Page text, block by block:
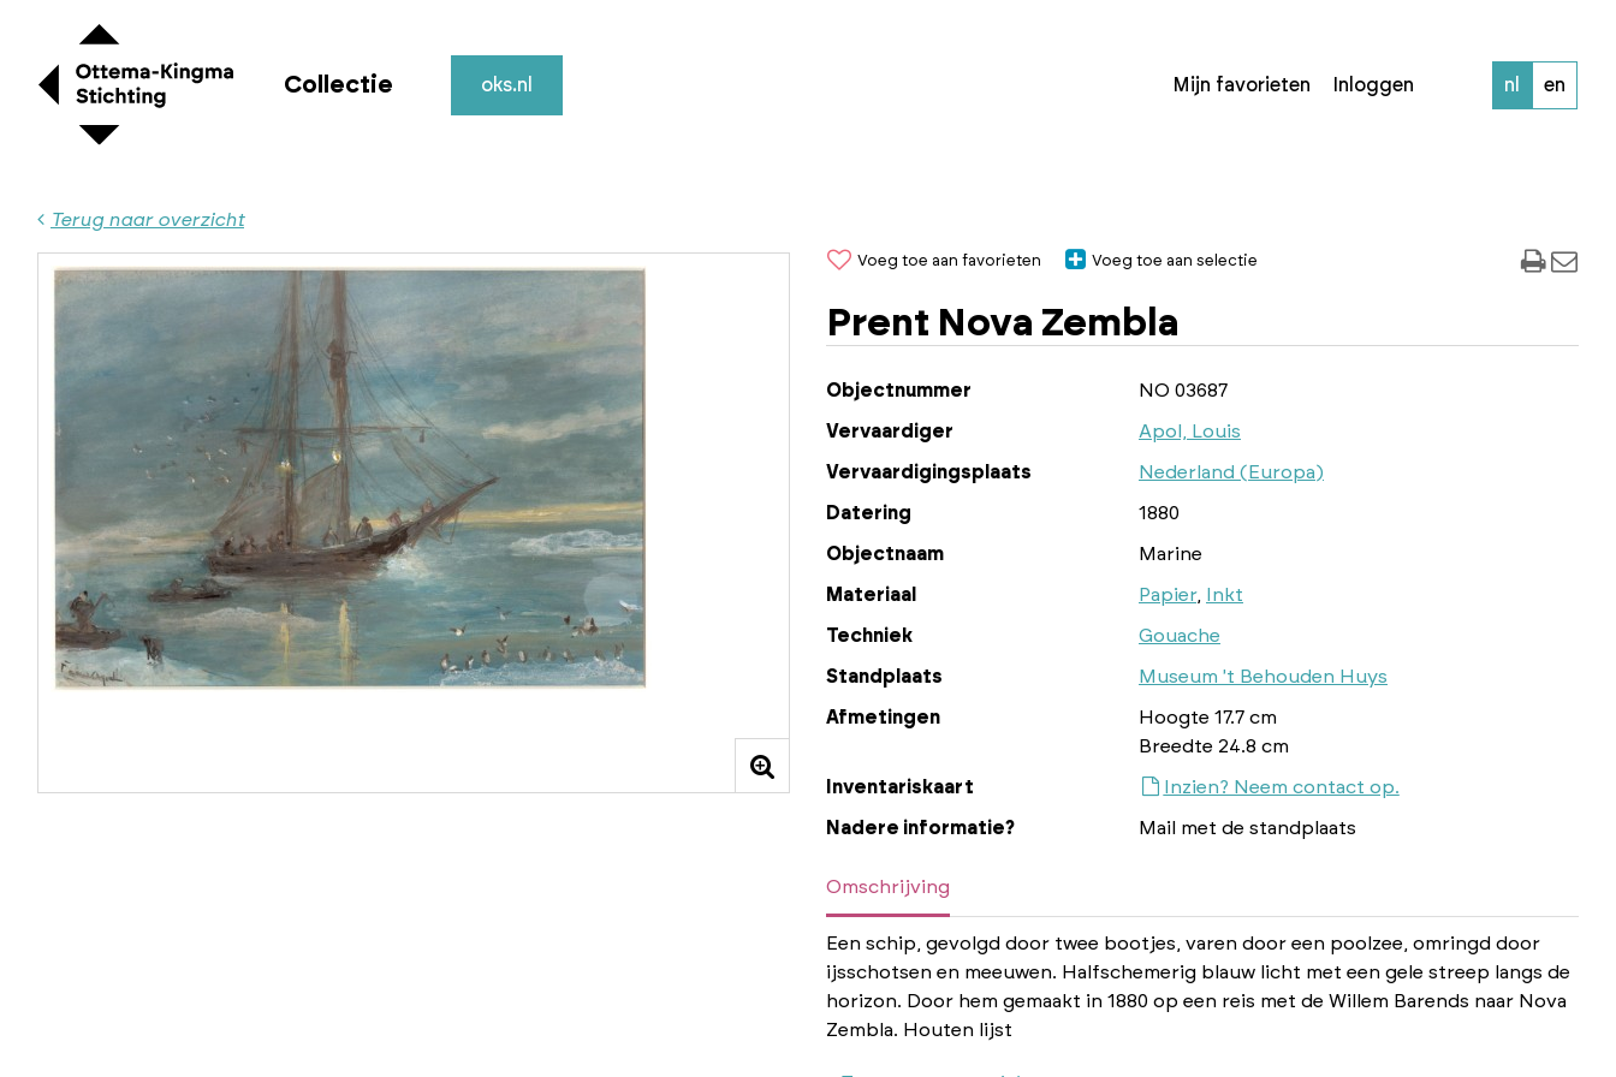
Collectie oks.nl nl en
Mijn favorieten Inloggen
Terug naar overzicht
Voeg toe aan favorieten Voeg toe aan selectie
Prent Nova Zembla
Objectnummer NO 03687
Vervaardiger Apol, Louis
Vervaardigingsplaats Nederland (Europa)
Datering 1880
Objectnaam Marine
Materiaal Papier, Inkt
Techniek Gouache
Standplaats Museum 't Behouden Huys
Afmetingen
Hoogte 17.7 cm
Breedte 24.8 cm
Inventariskaart Inzien? Neem contact op.
Nadere informatie? Mail met de standplaats
Omschrijving
Een schip, gevolgd door twee bootjes, varen door een poolzee, omringd door
ijsschotsen en meeuwen. Halfschemerig blauw licht met een gele streep langs de
horizon. Door hem gemaakt in 1880 op een reis met de Willem Barends naar Nova
Zembla. Houten lijst